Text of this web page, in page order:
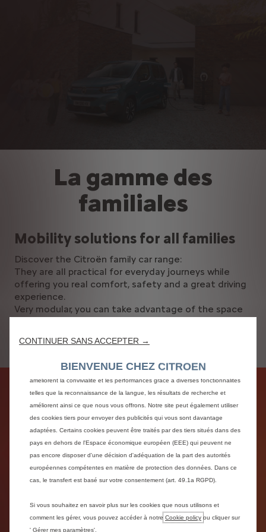
La gamme des
familiales
Mobility solutions for all families
Discover the Citroën family car range:
They are all practical for everyday journeys while
offering you real comfort, safety and a great driving
experience.
Very modular, you can take advantage of the space
technology on board.
CONTINUER SANS ACCEPTER →
BIENVENUE CHEZ CITROEN
Nous utilisons des cookies afin de vous offrir la meilleure expérience sur
essentielles telles que la sécurité, la gestion du réseau et l’accessibilité. Ils
améliorent la convivialité et les performances grâce à diverses fonctionnalités
telles que la reconnaissance de la langue, les résultats de recherche et
améliorent ainsi ce que nous vous offrons. Notre site peut également utiliser
des cookies tiers pour envoyer des publicités qui vous sont davantage
adaptées. Certains cookies peuvent être traités par des tiers situés dans des
pays en dehors de l'Espace économique européen (EEE) qui peuvent ne
pas encore disposer d'une décision d'adéquation de la part des autorités
européennes compétentes en matière de protection des données. Dans ce
cas, le transfert est basé sur votre consentement (art. 49.1a RGPD).
Si vous souhaitez en savoir plus sur les cookies que nous utilisons et
comment les gérer, vous pouvez accéder à notre Cookie policy ou cliquer sur
' Gérer mes paramètres'.